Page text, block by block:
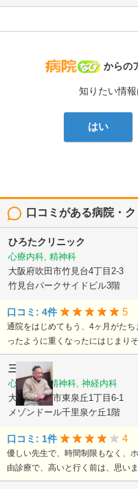
病院なび
からの
知りたい情
はい
口コミがある病院・
ひろたクリニック
心療内科, 精神科
大阪府吹田市竹見台4丁目2-3
竹見台パークサイドビル3階
口コミ: 4件 5
通院をはじめてもう、4ヶ月がた
ったように重くなったにはじまり
三浦医院
心療内科, 精神科, 神経内科
大阪府豊中市東泉丘1丁目6-1
メゾンドール千里泉ケ丘1階
口コミ: 1件 4
優しい先生で、時間制限もなく、
由診療で、高いと行く前は、思い